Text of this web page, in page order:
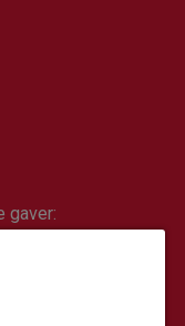
gaver: